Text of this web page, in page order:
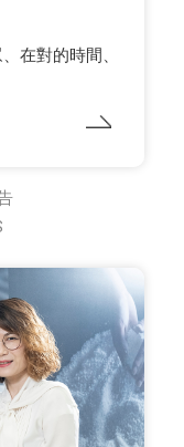
在對的時間、